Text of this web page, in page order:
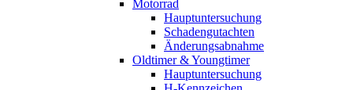
Motorrad
Hauptuntersuchung
Schadengutachten
Änderungsabnahme
Oldtimer & Youngtimer
Hauptuntersuchung